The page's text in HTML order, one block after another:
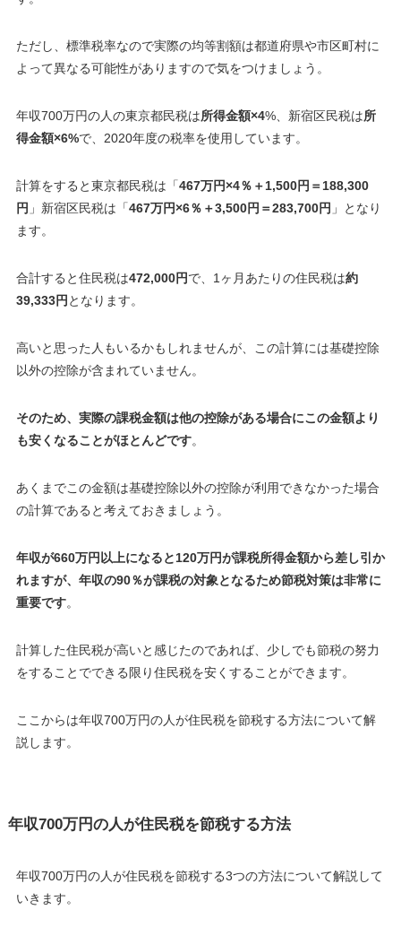
ただし、標準税率なので実際の均等割額は都道府県や市区町村に
よって異なる可能性がありますので気をつけましょう 。
年収700万円の人の東京都民税は所得金額×4%、新宿区民税は所
得金額×6%で、2020年度の税率を使用しています。
計算をすると東京都民税は「467万円×4％＋1,500円＝188,300
円 」新宿区民税は「467万円×6％＋3,500円＝283,700円 」となり
ます。
合計すると住民税は472,000円で、1ヶ月あたりの住民税は約
39,333円 となります。
高いと思った人もいるかもしれませんが、この計算には基礎控除
以外の控除が含まれていません。
そのため、実際の課税金額は他の控除がある場合にこの金額より
も安くなることがほとんどです。
あくまでこの金額は基礎控除以外の控除が利用できなかった場合
の計算であると考えておきましょう。
年収が660万円以上になると120万円が課税所得金額から差し引か
れますが、年収の90％が課税の対象となるため節税対策は非常に
重要です。
計算した住民税が高いと感じたのであれば、少しでも節税の努力
をすることでできる限り住民税を安くすることができます。
ここからは年収700万円の人が住民税を節税する方法について解
説します。
年収700万円の人が住民税を節税する方法
年収700万円の人が住民税を節税する3つの方法について解説して
いきます。